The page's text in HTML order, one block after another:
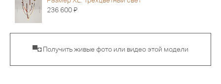
236 600Я
▀◘ Получить живые фото или видео этой модели